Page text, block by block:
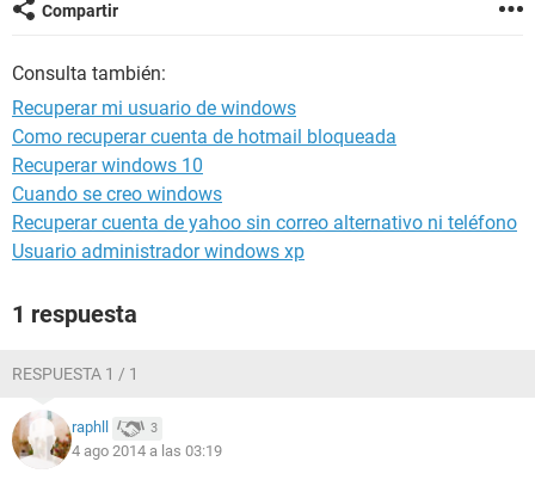
Compartir
Consulta también:
Recuperar mi usuario de windows
Como recuperar cuenta de hotmail bloqueada
Recuperar windows 10
Cuando se creo windows
Recuperar cuenta de yahoo sin correo alternativo ni teléfono
Usuario administrador windows xp
1 respuesta
RESPUESTA 1 / 1
raphll 3
4 ago 2014 a las 03:19